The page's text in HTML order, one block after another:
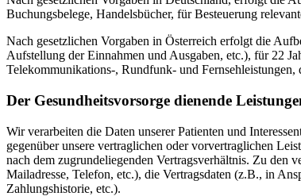
Buchungsbelege, Handelsbücher, für Besteuerung
Nach gesetzlichen Vorgaben in Österreich erfolgt die
Aufstellung der Einnahmen und Ausgaben, etc.), für 22
Telekommunikations-, Rundfunk- und
Der Gesundheitsvorsorge dienende
Wir verarbeiten die Daten unserer Patienten und
gegenüber unsere vertraglichen oder vorvertraglichen
nach dem zugrundeliegenden Vertragsverhältnis. Zu den
Mailadresse, Telefon, etc.), die Vertragsdaten (z.B., in
Zahlungshistorie, etc.).